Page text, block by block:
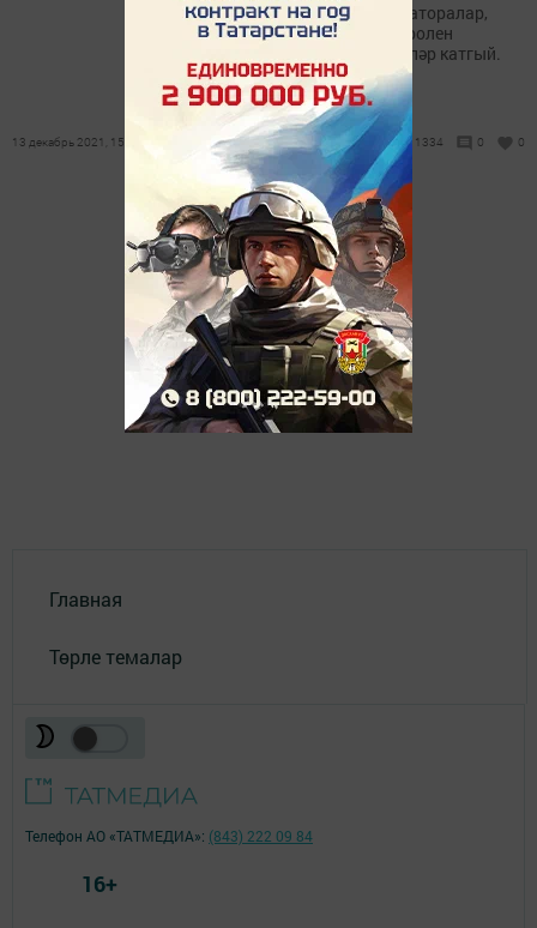
Яңа ел чараларында аниматоралар,
Кыш Бабай һәм Кар кызы ролен
башкаручылар өчен таләпләр катгый.
13 декабрь 2021, 15:30 1334 0 0
Главная
Төрле темалар
Телефон АО «ТАТМЕДИА»: (843) 222 09 84
16+